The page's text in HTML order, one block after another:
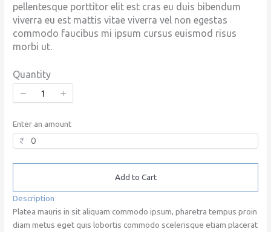
pellentesque porttitor elit est cras eu duis bibendum
viverra eu est mattis vitae viverra vel non egestas
commodo faucibus mi ipsum cursus euismod risus
morbi ut.
Quantity
Enter an amount
₹
Add to Cart
Description
Platea mauris in sit aliquam commodo ipsum, pharetra tempus proin
diam metus eget quis lobortis commodo scelerisque etiam placerat